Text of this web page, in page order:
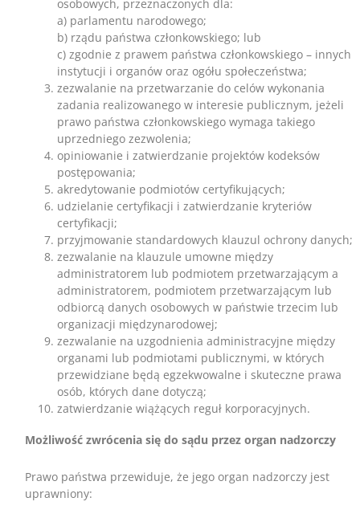
osobowych, przeznaczonych dla:
a) parlamentu narodowego;
b) rządu państwa członkowskiego; lub
c) zgodnie z prawem państwa członkowskiego – innych
instytucji i organów oraz ogółu społeczeństwa;
zezwalanie na przetwarzanie do celów wykonania
zadania realizowanego w interesie publicznym, jeżeli
prawo państwa członkowskiego wymaga takiego
uprzedniego zezwolenia;
opiniowanie i zatwierdzanie projektów kodeksów
postępowania;
akredytowanie podmiotów certyfikujących;
udzielanie certyfikacji i zatwierdzanie kryteriów
certyfikacji;
przyjmowanie standardowych klauzul ochrony danych;
zezwalanie na klauzule umowne między
administratorem lub podmiotem przetwarzającym a
administratorem, podmiotem przetwarzającym lub
odbiorcą danych osobowych w państwie trzecim lub
organizacji międzynarodowej;
zezwalanie na uzgodnienia administracyjne między
organami lub podmiotami publicznymi, w których
przewidziane będą egzekwowalne i skuteczne prawa
osób, których dane dotyczą;
zatwierdzanie wiążących reguł korporacyjnych.
Możliwość zwrócenia się do sądu przez organ nadzorczy
Prawo państwa przewiduje, że jego organ nadzorczy jest
uprawniony: